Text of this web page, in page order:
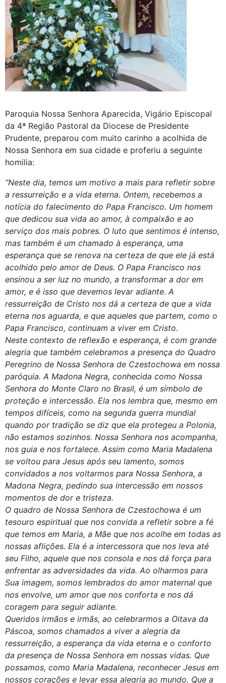
Paroquia Nossa Senhora Aparecida, Vigário Episcopal
da 4ª Região Pastoral da Diocese de Presidente
Prudente, preparou com muito carinho a acolhida de
Nossa Senhora em sua cidade e proferiu a seguinte
homilia:
“Neste dia, temos um motivo a mais para refletir sobre
a ressurreição e a vida eterna. Ontem, recebemos a
notícia do falecimento do Papa Francisco. Um homem
que dedicou sua vida ao amor, à compaixão e ao
serviço dos mais pobres. O luto que sentimos é intenso,
mas também é um chamado à esperança, uma
esperança que se renova na certeza de que ele já está
acolhido pelo amor de Deus. O Papa Francisco nos
ensinou a ser luz no mundo, a transformar a dor em
amor, e é isso que devemos levar adiante. A
ressurreição de Cristo nos dá a certeza de que a vida
eterna nos aguarda, e que aqueles que partem, como o
Papa Francisco, continuam a viver em Cristo.
Neste contexto de reflexão e esperança, é com grande
alegria que também celebramos a presença do Quadro
Peregrino de Nossa Senhora de Czestochowa em nossa
paróquia. A Madona Negra, conhecida como Nossa
Senhora do Monte Claro no Brasil, é um símbolo de
proteção e intercessão. Ela nos lembra que, mesmo em
tempos difíceis, como na segunda guerra mundial
quando por tradição se diz que ela protegeu a Polonia,
não estamos sozinhos. Nossa Senhora nos acompanha,
nos guia e nos fortalece. Assim como Maria Madalena
se voltou para Jesus após seu lamento, somos
convidados a nos voltarmos para Nossa Senhora, a
Madona Negra, pedindo sua intercessão em nossos
momentos de dor e tristeza.
O quadro de Nossa Senhora de Czestochowa é um
tesouro espiritual que nos convida a refletir sobre a fé
que temos em Maria, a Mãe que nos acolhe em todas as
nossas aflições. Ela é a intercessora que nos leva até
seu Filho, aquele que nos consola e nos dá força para
enfrentar as adversidades da vida. Ao olharmos para
Sua imagem, somos lembrados do amor maternal que
nos envolve, um amor que nos conforta e nos dá
coragem para seguir adiante.
Queridos irmãos e irmãs, ao celebrarmos a Oitava da
Páscoa, somos chamados a viver a alegria da
ressurreição, a esperança da vida eterna e o conforto
da presença de Nossa Senhora em nossas vidas. Que
possamos, como Maria Madalena, reconhecer Jesus em
nossos corações e levar essa alegria ao mundo. Que a